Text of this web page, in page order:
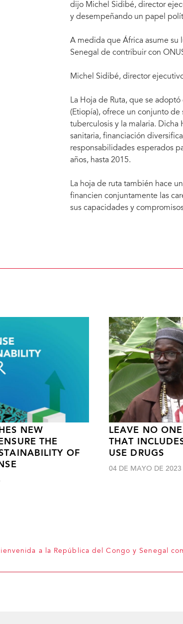
dijo Michel Sidibé, director
y desempeñando un papel
A medida que África asume su
Senegal de contribuir con
Michel Sidibé, director
La Hoja de Ruta, que se
(Etiopía), ofrece un conjunto de
tuberculosis y la malaria. Dicha
sanitaria, financiación
responsabilidades esperados
años, hasta 2015.
La hoja de ruta también hace
financien conjuntamente las
sus capacidades y
NEW
THE
OF
LEAVE NO
THAT
USE DRUGS
04 DE MAYO DE 2023
a la República del Congo y Senegal